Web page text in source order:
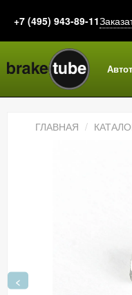
+7 (495) 943-89-11
<
ГЛАВНАЯ